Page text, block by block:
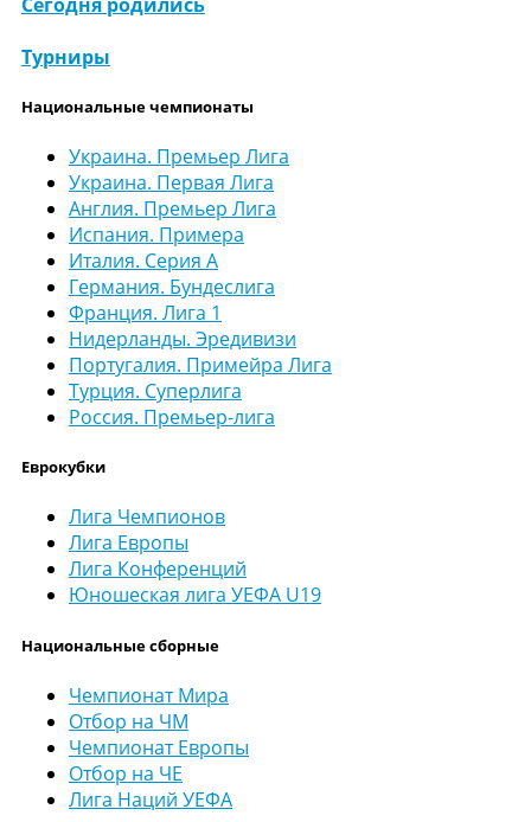
Сегодня родились
Турниры
Национальные чемпионаты
Украина. Премьер Лига
Украина. Первая Лига
Англия. Премьер Лига
Испания. Примера
Италия. Серия А
Германия. Бундеслига
Франция. Лига 1
Нидерланды. Эредивизи
Португалия. Примейра Лига
Турция. Суперлига
Россия. Премьер-лига
Еврокубки
Лига Чемпионов
Лига Европы
Лига Конференций
Юношеская лига УЕФА U19
Национальные сборные
Чемпионат Мира
Отбор на ЧМ
Чемпионат Европы
Отбор на ЧЕ
Лига Наций УЕФА